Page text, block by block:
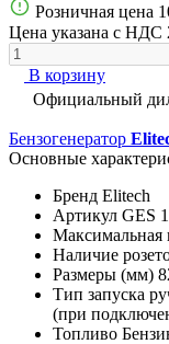
Розничная цена
Цена указана с НДС
В корзину
Официальный
Бензогенератор
Основные
Бренд Elitech
Артикул GES
Максимальная
Наличие
Размеры (мм)
Тип запуска
(при
Топливо